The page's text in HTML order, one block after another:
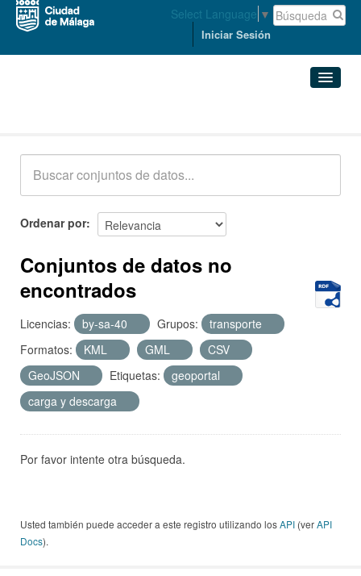
Select Language ▼
Iniciar Sesión
Acerca de
Ordenar por
Conjuntos de datos no
encontrados
Licencias: by-sa-40 Grupos:
transporte
Formatos:
KML GML
CSV
GeoJSON
Etiquetas:
geoportal
carga y descarga
Por favor intente otra búsqueda.
Usted también puede acceder a este registro utilizando losAPI (verAPI
Docs).